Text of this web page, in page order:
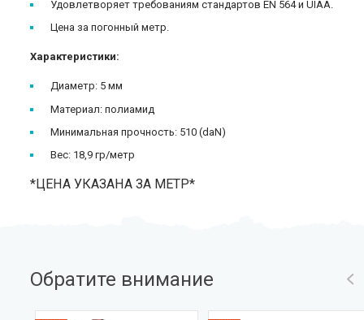
Удовлетворяет требованиям стандартов EN 564 и UIAA.
Цена за погонный метр.
Характеристики:
Диаметр: 5 мм
Материал: полиамид
Минимальная прочность: 510 (daN)
Вес: 18,9 гр/метр
*ЦЕНА УКАЗАНА ЗА МЕТР*
Обратите внимание